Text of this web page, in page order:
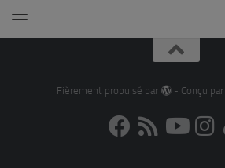
Fièrement propulsé par - Conçu par